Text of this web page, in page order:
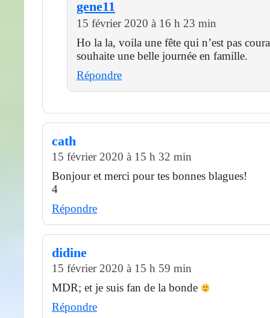
gene11
15 février 2020 à 16 h 23 min
Ho la la, voila une fête qui n’est pas
souhaite une belle journée en famille.
Répondre
cath
15 février 2020 à 15 h 32 min
Bonjour et merci pour tes bonnes blagues!
4
Répondre
didine
15 février 2020 à 15 h 59 min
MDR; et je suis fan de la bonde
Répondre